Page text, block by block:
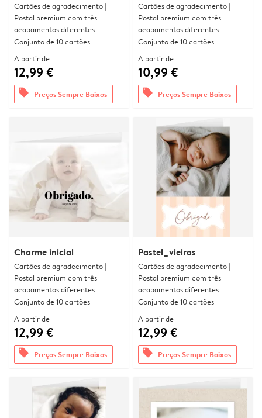
Cartões de agradecimento |
Postal premium com três
acabamentos diferentes
Conjunto de 10 cartões
A partir de
12,99 €
offers Preços Sempre Baixos
Cartões de agradecimento |
Postal premium com três
acabamentos diferentes
Conjunto de 10 cartões
A partir de
10,99 €
offers Preços Sempre Baixos
Charme inicial
Cartões de agradecimento |
Postal premium com três
acabamentos diferentes
Conjunto de 10 cartões
A partir de
12,99 €
offers Preços Sempre Baixos
Pastel_vieiras
Cartões de agradecimento |
Postal premium com três
acabamentos diferentes
Conjunto de 10 cartões
A partir de
12,99 €
offers Preços Sempre Baixos